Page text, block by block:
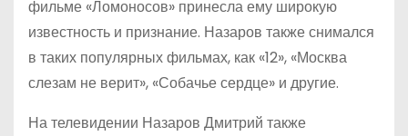
фильме «Ломоносов» принесла ему широкую
известность и признание. Назаров также снимался
в таких популярных фильмах, как «12», «Москва
слезам не верит», «Собачье сердце» и другие.
На телевидении Назаров Дмитрий также